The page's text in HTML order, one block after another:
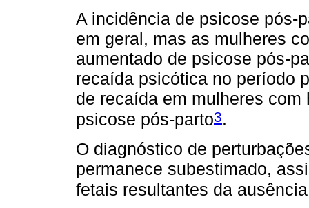
A incidência de psicose pós-
em geral, mas as mulheres
aumentado de psicose pós-
recaída psicótica no período
de recaída em mulheres
psicose pós-parto3.
O diagnóstico de
permanece subestimado,
fetais resultantes da